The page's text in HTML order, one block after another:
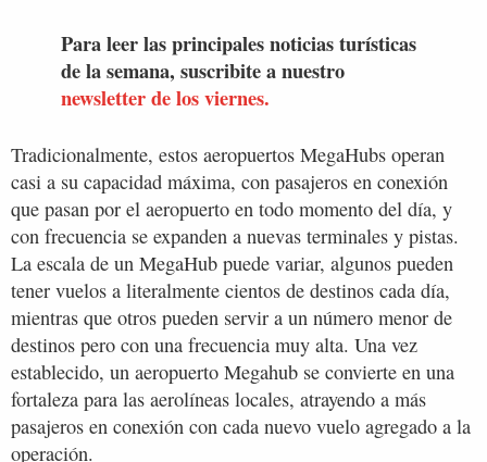
Para leer las principales noticias turísticas
de la semana, suscribite a nuestro
newsletter de los viernes.
Tradicionalmente, estos aeropuertos MegaHubs operan
casi a su capacidad máxima, con pasajeros en conexión
que pasan por el aeropuerto en todo momento del día, y
con frecuencia se expanden a nuevas terminales y pistas.
La escala de un MegaHub puede variar, algunos pueden
tener vuelos a literalmente cientos de destinos cada día,
mientras que otros pueden servir a un número menor de
destinos pero con una frecuencia muy alta. Una vez
establecido, un aeropuerto Megahub se convierte en una
fortaleza para las aerolíneas locales, atrayendo a más
pasajeros en conexión con cada nuevo vuelo agregado a la
operación.